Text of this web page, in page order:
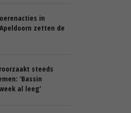
in
zetten de
steeds
‘Bassin
al leeg’